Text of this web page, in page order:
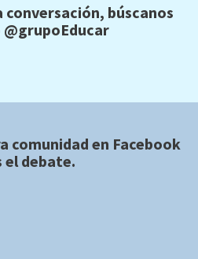
búscanos
@grupoEducar
comunidad en Facebook
el debate.